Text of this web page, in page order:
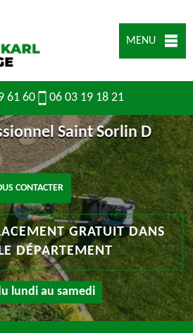
MENU
61 60 06 03 19 18 21
Saint Sorlin D
CONTACTER
GRATUIT DANS
DÉPARTEMENT
lundi au samedi